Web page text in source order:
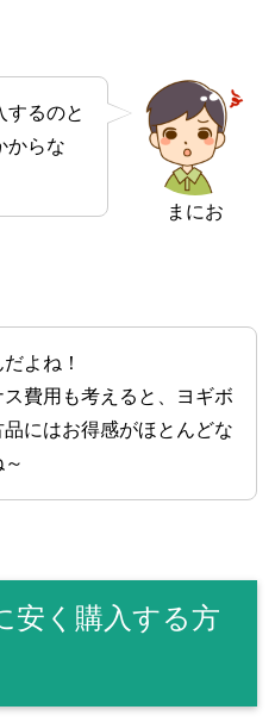
まにお
するのと
からな
よね！
ス費用も考えると、ヨギボ
品にはお得感がほとんどな
安く購入する方